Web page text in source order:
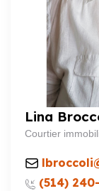
Lina
Courtier
(514)